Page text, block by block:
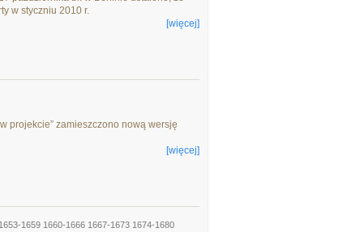
w styczniu 2010 r.
[więcej]
projekcie” zamieszczono nową wersję
[więcej]
1653-1659 1660-1666 1667-1673 1674-1680